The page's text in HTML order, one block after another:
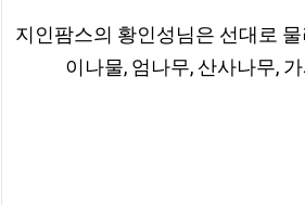
지인팜스의 황인성님은 선대로
이나물, 엄나무, 산사나무,